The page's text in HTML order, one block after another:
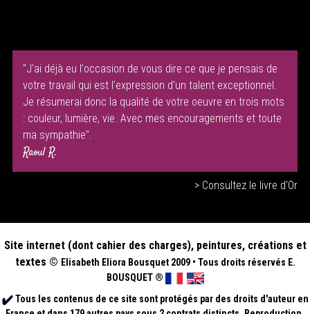
"J'ai déjà eu l'occasion de vous dire ce que je pensais de
votre travail qui est l'expression d'un talent exceptionnel.
Je résumerai donc la qualité de votre oeuvre en trois mots
: couleur, lumière, vie. Avec mes encouragements et toute
ma sympathie".
Raoul R.
> Consultez le livre d'Or
Site internet (dont cahier des charges), peintures, créations et
textes © Elisabeth Eliora Bousquet 2009 • Tous droits réservés E.
BOUSQUET ®
Tous les contenus de ce site sont protégés par des droits d'auteur en